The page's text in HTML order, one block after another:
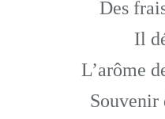
Des
Il
L’arôme
Souvenir